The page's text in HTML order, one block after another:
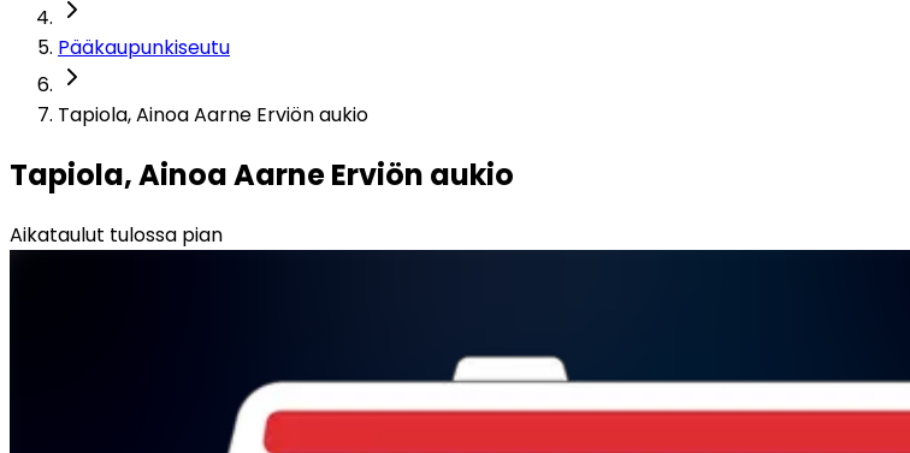
Pääkaupunkiseutu
Tapiola, Ainoa Aarne Erviön aukio
Tapiola, Ainoa Aarne Erviön aukio
Aikataulut tulossa pian